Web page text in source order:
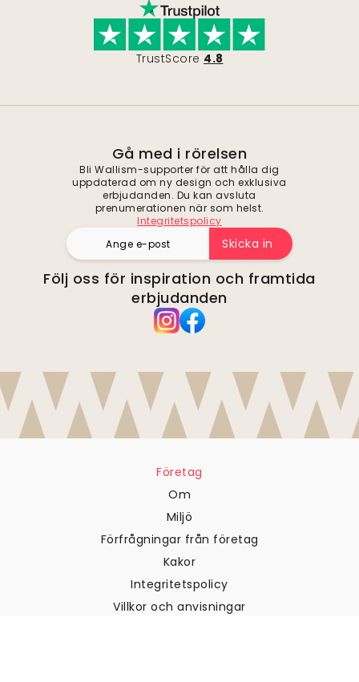
TrustScore 4.8
Gå med i rörelsen
Bli Wallism-supporter för att hålla dig
uppdaterad om ny design och exklusiva
erbjudanden. Du kan avsluta
prenumerationen när som helst.
Integritetspolicy
Skicka in
Följ oss för inspiration och framtida
erbjudanden
Företag
Om
Miljö
Förfrågningar från företag
Kakor
Integritetspolicy
Villkor och anvisningar